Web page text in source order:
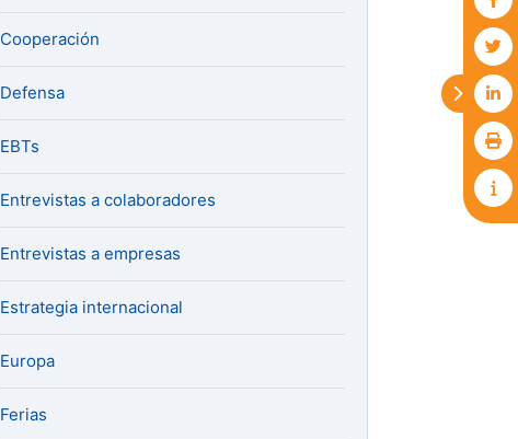
Cooperación
Defensa
EBTs
Entrevistas a colaboradores
Entrevistas a empresas
Estrategia internacional
Europa
Ferias